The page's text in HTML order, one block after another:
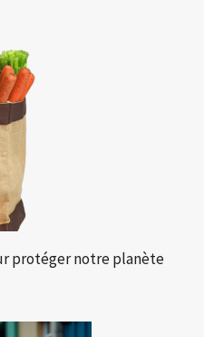
protéger notre planète